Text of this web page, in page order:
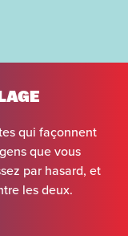
qui façonnent
que vous
par hasard, et
les deux.